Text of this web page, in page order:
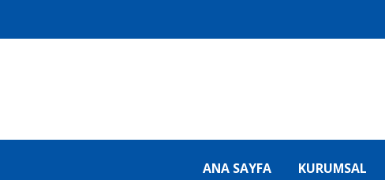
ANA SAYFA KURUMSAL